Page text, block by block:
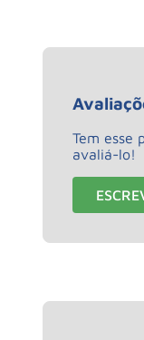
Tem esse
avaliá-lo!